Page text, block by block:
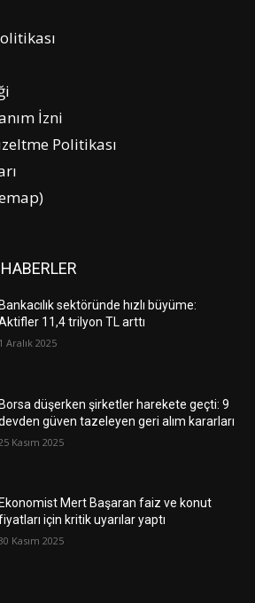
İzni
Politikası
Bankacılık sektöründe hızlı büyüme:
11,4 trilyon TL arttı
1 Aralık 2025
Borsa düşerken şirketler harekete geçti: 9
güven tazeleyen geri alım kararları
Kasım 2025
Ekonomist Mert Başaran faiz ve konut
için kritik uyarılar yaptı
Kasım 2025